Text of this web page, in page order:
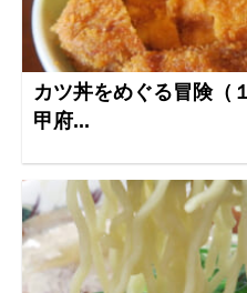
カツ丼をめぐる冒険（
甲府...